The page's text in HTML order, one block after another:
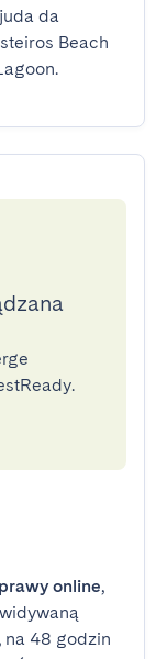
da
Beach
online,
na 48 godzin